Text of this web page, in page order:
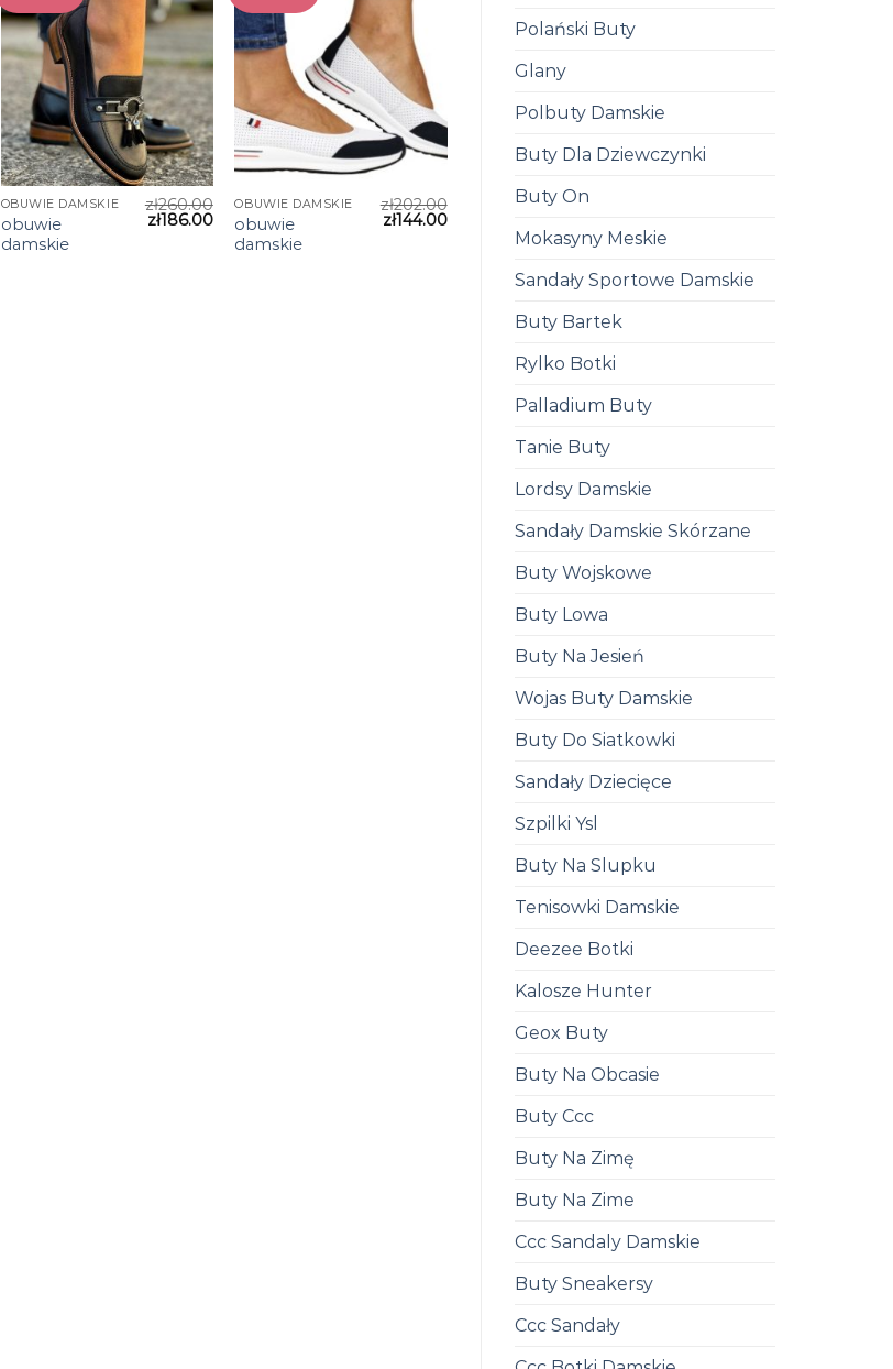
Polański Buty
Glany
Polbuty Damskie
Buty Dla Dziewczynki
Buty On
Mokasyny Meskie
Sandały Sportowe Damskie
Buty Bartek
Rylko Botki
Palladium Buty
Tanie Buty
Lordsy Damskie
Sandały Damskie Skórzane
Buty Wojskowe
Buty Lowa
Buty Na Jesień
Wojas Buty Damskie
Buty Do Siatkowki
Sandały Dziecięce
Szpilki Ysl
Buty Na Slupku
Tenisowki Damskie
Deezee Botki
Kalosze Hunter
Geox Buty
Buty Na Obcasie
Buty Ccc
Buty Na Zimę
Buty Na Zime
Ccc Sandaly Damskie
Buty Sneakersy
Ccc Sandały
OBUWIE DAMSKIE
obuwie
damskie
zł260.00
zł186.00
OBUWIE DAMSKIE
obuwie
damskie
zł202.00
zł144.00